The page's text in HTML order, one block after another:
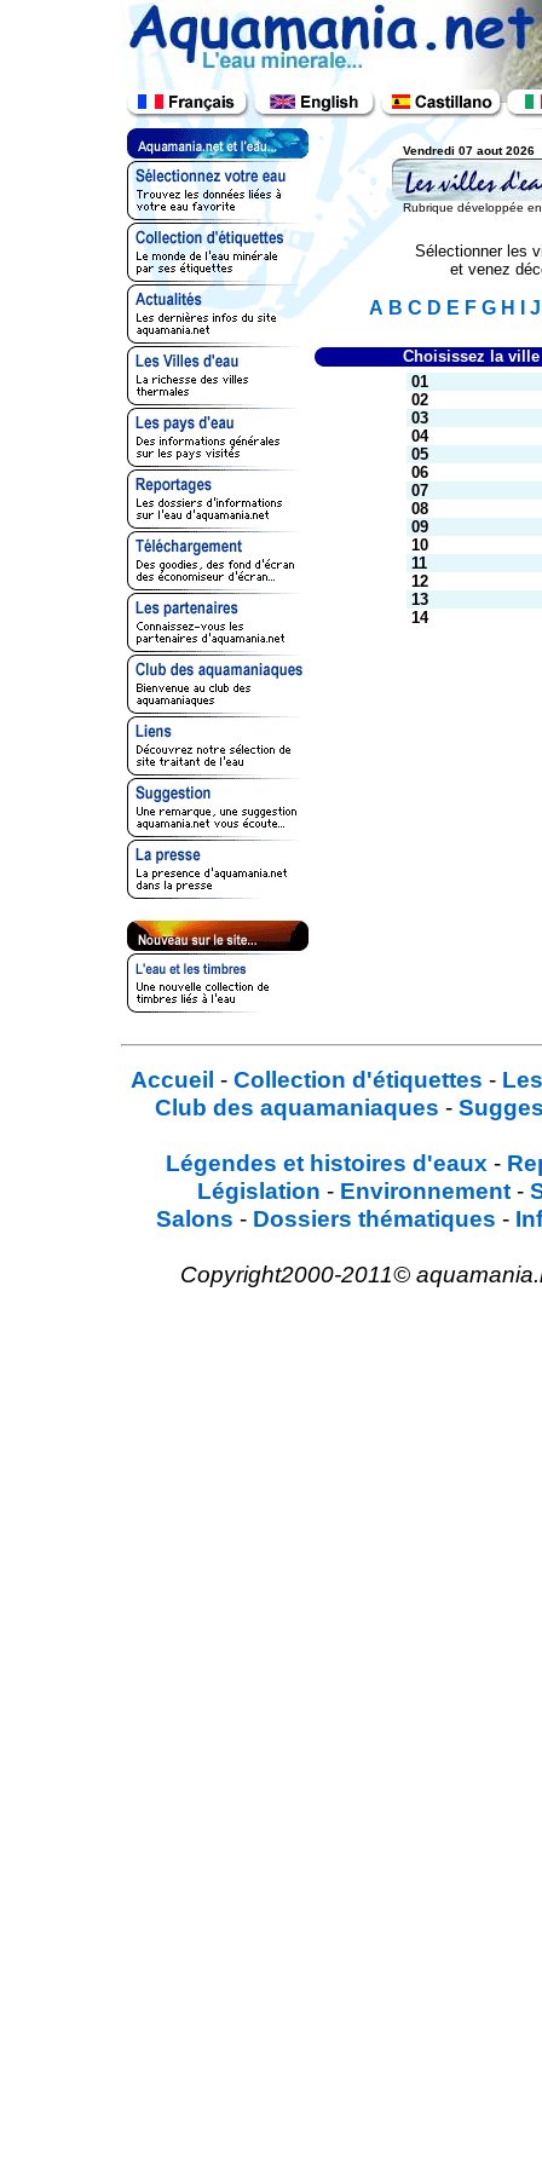
Vendredi 07 aout 2026
Rubrique développée
Sélectionner les
et venez
A B C D E F G H J
Choisissez la
01
02
03
04
05
06
07
08
09
10
11
12
13
14
Accueil - Collection d'étiquettes -
Club des aquamaniaques -
Légendes et histoires d'eaux -
Législation - Environnement -
Salons - Dossiers thématiques -
Copyright2000-2011©